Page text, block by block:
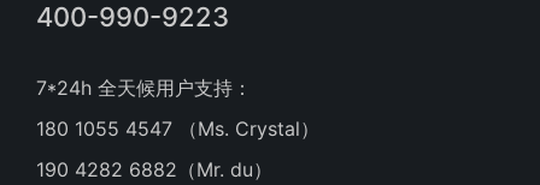
400-990-9223
7*24h 全天候用户支持：
180 1055 4547 （Ms. Crystal）
190 4282 6882（Mr. du）